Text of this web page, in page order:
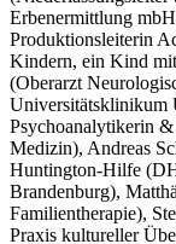
Erbenermittlung
Produktionsleiterin
Kindern, ein Kind
(Oberarzt
Universitätsklinikum
Psychoanalytikerin
Medizin), Andreas
Huntington-Hilfe
Brandenburg),
Familientherapie),
Praxis kultureller